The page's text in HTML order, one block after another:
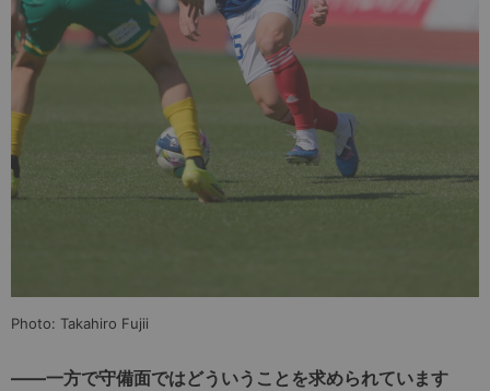
Photo: Takahiro Fujii
――一方で守備面ではどういうことを求められています